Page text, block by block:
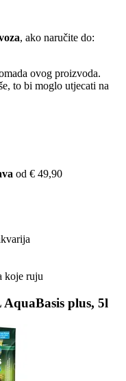
, ako naručite do:
ovog proizvoda.
to bi moglo utjecati na
od € 49,90
koje ruju
AquaBasis plus, 5l